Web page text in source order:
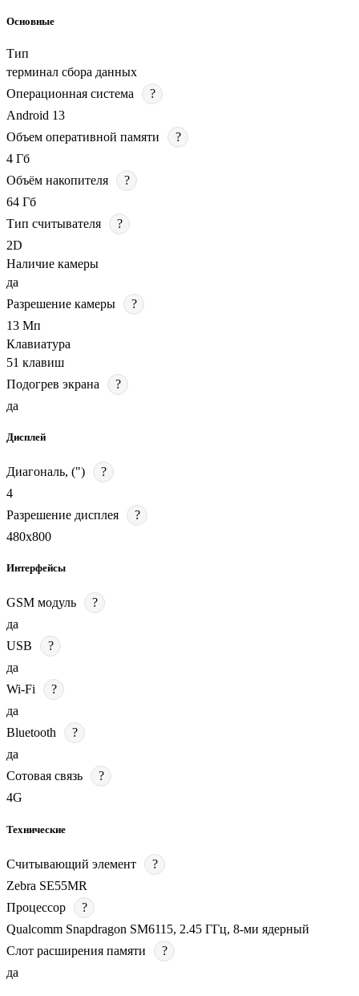
Основные
Тип
терминал сбора данных
Операционная система
?
Android 13
Объем оперативной памяти
?
4 Гб
Объём накопителя
?
64 Гб
Тип считывателя
?
2D
Наличие камеры
да
Разрешение камеры
?
13 Мп
Клавиатура
51 клавиш
Подогрев экрана
?
да
Дисплей
Диагональ, (")
?
4
Разрешение дисплея
?
480х800
Интерфейсы
GSM модуль
?
да
USB
?
да
Wi-Fi
?
да
Bluetooth
?
да
Сотовая связь
?
4G
Технические
Считывающий элемент
?
Zebra SE55MR
Процессор
?
Qualcomm Snapdragon SM6115, 2.45 ГГц, 8-ми ядерный
Слот расширения памяти
?
да